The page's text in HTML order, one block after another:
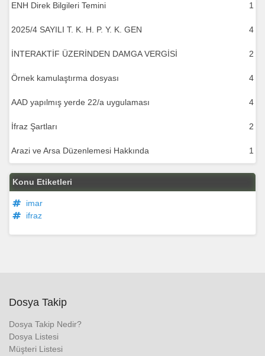
ENH Direk Bilgileri Temini 1
2025/4 SAYILI T. K. H. P. Y. K. GEN 4
İNTERAKTİF ÜZERİNDEN DAMGA VERGİSİ 2
Örnek kamulaştırma dosyası 4
AAD yapılmış yerde 22/a uygulaması 4
İfraz Şartları 2
Arazi ve Arsa Düzenlemesi Hakkında 1
Konu Etiketleri
imar
ifraz
Dosya Takip
Dosya Takip Nedir?
Dosya Listesi
Müşteri Listesi